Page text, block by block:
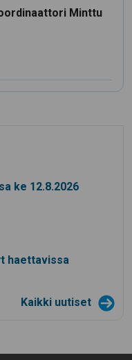
Minttu
ke 12.8.2026
haettavissa
Kaikki uutiset